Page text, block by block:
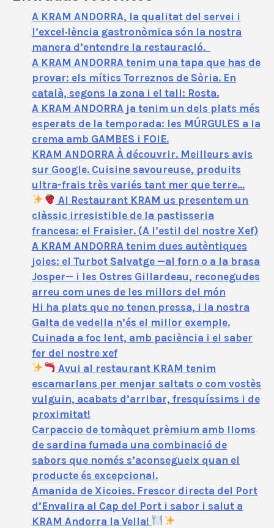
A KRAM ANDORRA, la qualitat del servei i
l’excel·lència gastronòmica són la nostra
manera d’entendre la restauració.
A KRAM ANDORRA tenim una tapa que has de
provar: els mítics Torreznos de Sòria. En
català, segons la zona i el tall: Rosta.
A KRAM ANDORRA ja tenim un dels plats més
esperats de la temporada: les MÚRGULES a la
crema amb GAMBES i FOIE.
KRAM ANDORRA À découvrir. Meilleurs avis
sur Google. Cuisine savoureuse, produits
ultra-frais très variés tant mer que terre…
Al Restaurant KRAM us presentem un
clàssic irresistible de la pastisseria
francesa: el Fraisier. (A l’estil del nostre Xef)
A KRAM ANDORRA tenim dues autèntiques
joies: el Turbot Salvatge —al forn o a la brasa
Josper— i les Ostres Gillardeau, reconegudes
arreu com unes de les millors del món
Hi ha plats que no tenen pressa, i la nostra
Galta de vedella n’és el millor exemple.
Cuinada a foc lent, amb paciència i el saber
fer del nostre xef
Avui al restaurant KRAM tenim
escamarlans per menjar saltats o com vostès
vulguin, acabats d’arribar, fresquíssims i de
proximitat!
Carpaccio de tomàquet prèmium amb lloms
de sardina fumada una combinació de
sabors que només s’aconsegueix quan el
producte és excepcional.
Amanida de Xicoies. Frescor directa del Port
d’Envalira al Cap del Port i sabor i salut a
KRAM Andorra la Vella!